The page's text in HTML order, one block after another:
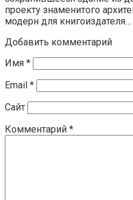
проекту знаменитого
модерн для книгоиздателя…
Добавить комментарий
Имя *
Email *
Сайт
Комментарий *